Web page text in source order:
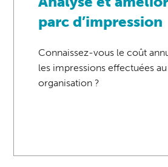
parc d’impression
Connaissez-vous le coût
les impressions effectuées
organisation ?